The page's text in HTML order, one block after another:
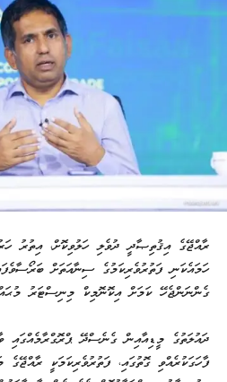
ރާއްޖޭގެ އިޤުތިޞާދީ ދުވެލި ހަލުވިކޮށް، އިތުރު
ހަމައެކަނި ފަތުރުވެރިކަމުގެ ސިނާއަތަށް
ގެންނަންޖެހޭ ކަމަށް އިކޮނޮމިކް މިނިސްޓަރު
ދައުލަތުގެ މީޑިއާއިން ގެނެސްދޭ
ފާހަގަކުރެއްވި ގޮތުގައި، ފަތުރުވެރިކަމަކީ